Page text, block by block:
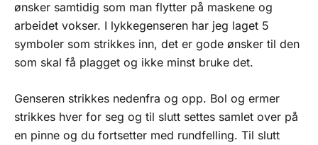
ønsker samtidig som man flytter på maskene og
arbeidet vokser. I lykkegenseren har jeg laget 5
symboler som strikkes inn, det er gode ønsker til den
som skal få plagget og ikke minst bruke det.
Genseren strikkes nedenfra og opp. Bol og ermer
strikkes hver for seg og til slutt settes samlet over på
en pinne og du fortsetter med rundfelling. Til slutt